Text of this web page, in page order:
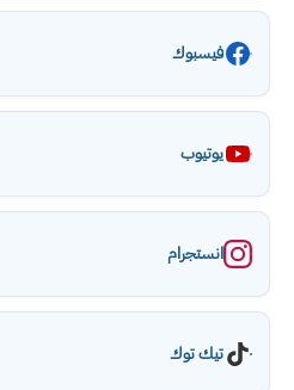
فيسبوك
يوتيوب
انستجرام
تيك توك